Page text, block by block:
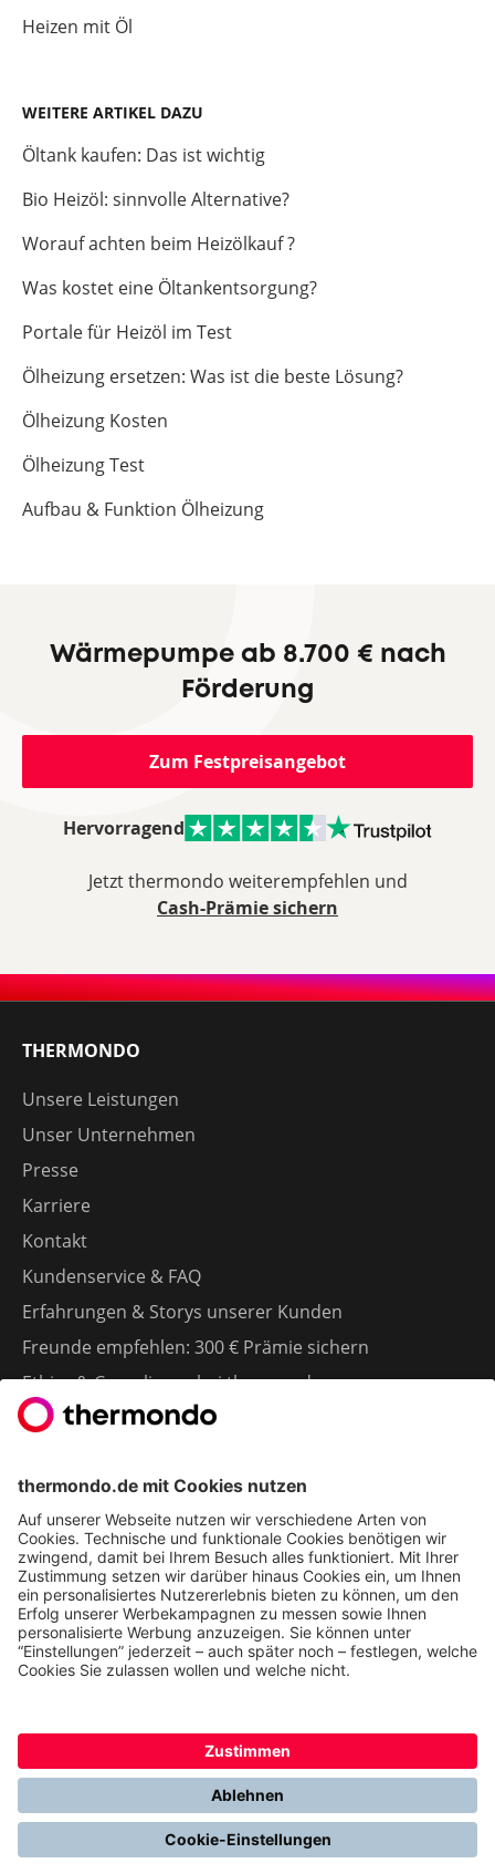
Heizen mit Öl
WEITERE ARTIKEL DAZU
Öltank kaufen: Das ist wichtig
Bio Heizöl: sinnvolle Alternative?
Worauf achten beim Heizölkauf ?
Was kostet eine Öltankentsorgung?
Portale für Heizöl im Test
Ölheizung ersetzen: Was ist die beste Lösung?
Ölheizung Kosten
Ölheizung Test
Aufbau & Funktion Ölheizung
Wärmepumpe ab 8.700 € nach
Förderung
Zum Festpreisangebot
Hervorragend
Jetzt thermondo weiterempfehlen und
Cash-Prämie sichern
THERMONDO
Unsere Leistungen
Unser Unternehmen
Presse
Karriere
Kontakt
Kundenservice & FAQ
Erfahrungen & Storys unserer Kunden
Freunde empfehlen: 300 € Prämie sichern
Ethics & Compliance bei thermondo
Heizen mit Wärmepumpe
Stromerzeugung mit Photovoltaik
Förderungen
Gesetze & Regelungen
Heizen mit Gas
Vergleichen & Entscheiden
Richtig Heizen & Sparen
YouTube